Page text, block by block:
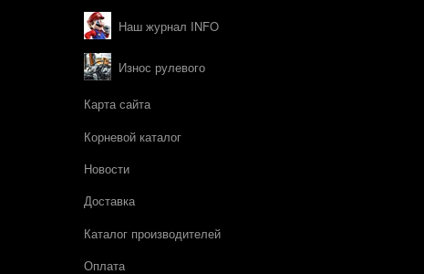
Наш журнал INFO
Износ рулевого
Карта сайта
Корневой каталог
Новости
Доставка
Каталог производителей
Оплата